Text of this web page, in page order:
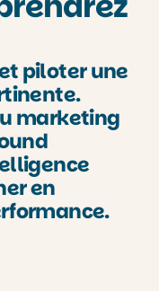
piloter une
marketing
en